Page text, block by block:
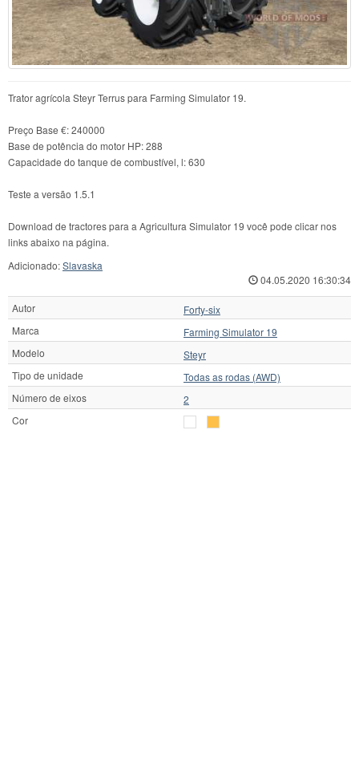
Trator agrícola Steyr Terrus para Farming Simulator 19.
Preço Base €: 240000
Base de potência do motor HP: 288
Capacidade do tanque de combustível, l: 630
Teste a versão 1.5.1
Download de tractores para a Agricultura Simulator 19 você pode clicar nos
links abaixo na página.
Adicionado:Slavaska
04.05.2020 16:30:34
Autor
Forty-six
Marca
Farming Simulator 19
Modelo
Steyr
Tipo de unidade
Todas as rodas (AWD)
Número de eixos
2
Cor